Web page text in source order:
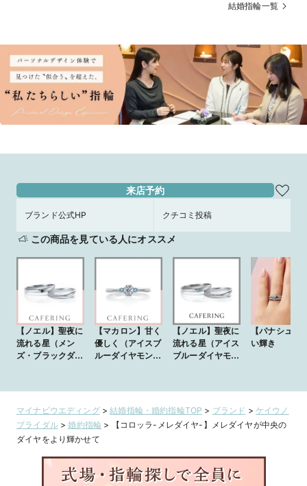
くダイヤは愛の輝き結婚指輪一覧
来店予約
ブランド公式HP クチコミ投稿
この商品を見ている人にオススメ
【ノエル】聖夜に
流れる星（メン
ズ・ブラックダイ
【マカロン】甘く
優しく（アイスブ
ルーダイヤモン
【ノエル】聖夜に
流れる星（アイス
ブルーダイヤモン
【パナシュ】
い輝き
マイナビウエディング>結婚指輪・婚約指輪TOP > ブランド > ケイウノ
ブライダル>婚約指輪 >
【コロッラ-メレダイヤ-】メレダイヤが中央の
ダイヤをより輝かせて